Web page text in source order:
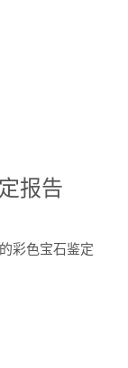
报告
彩色宝石鉴定